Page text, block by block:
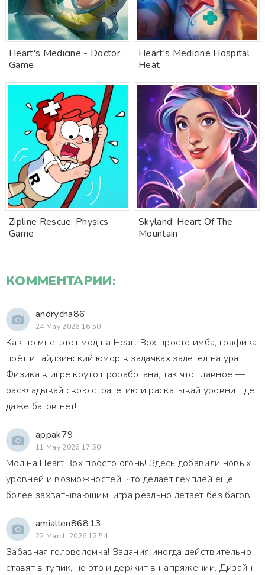
Heart's Medicine - Doctor
Game
Heart's Medicine Hospital
Heat
Zipline Rescue: Physics
Game
Skyland: Heart Of The
Mountain
КОММЕНТАРИИ:
andrycha86
24 May 2026 16:50
Как по мне, этот мод на Heart Box просто имба, графика
прёт и гайдзинский юмор в задачках залетел на ура.
Физика в игре круто проработана, так что главное —
раскладывай свою стратегию и раскатывай уровни, где
даже багов нет!
appak79
11 May 2026 17:50
Мод на Heart Box просто огонь! Здесь добавили новых
уровней и возможностей, что делает гемплей еще
более захватывающим, игра реально летает без багов.
amiallen86813
22 March 2026 12:54
Забавная головоломка! Задания иногда действительно
ставят в тупик, но это и держит в напряжении. Дизайн